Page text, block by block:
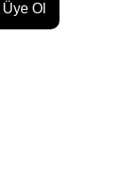
Üye Ol